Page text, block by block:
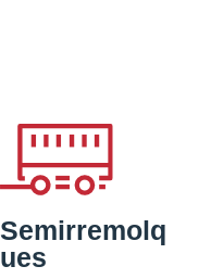
Semirremolq
ues